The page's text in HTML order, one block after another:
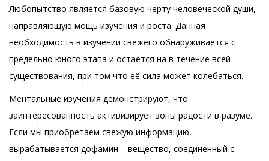
Любопытство является базовую черту человеческой души,
направляющую мощь изучения и роста. Данная
необходимость в изучении свежего обнаруживается с
предельно юного этапа и остается на в течение всей
существования, при том что её сила может колебаться.
Ментальные изучения демонстрируют, что
заинтересованность активизирует зоны радости в разуме.
Если мы приобретаем свежую информацию,
вырабатывается дофамин – вещество, соединенный с